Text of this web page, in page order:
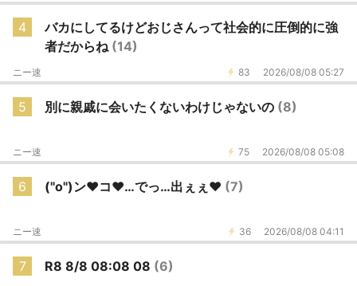
4
バカにしてるけどおじさんって社会的に圧倒的に強
者だからね (14)
83 2026/08/08 05:27
ニー速
5 別に親戚に会いたくないわけじゃないの (8)
75 2026/08/08 05:08
ニー速
6 ("o")ン❤コ❤…でっ…出ぇぇ❤ (7)
36 2026/08/08 04:11
ニー速
7 R8 8/8 08:08 08 (6)